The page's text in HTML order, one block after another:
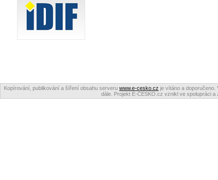
Kopírování, publikování a šíření obsahu serveru www.e-cesko.cz je vítáno a doporučeno.
dále. Projekt E-ČESKO.cz vznikl ve spolupráci